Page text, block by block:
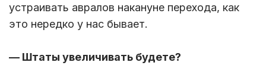
устраивать авралов накануне перехода, как
это нередко у нас бывает.
— Штаты увеличивать будете?